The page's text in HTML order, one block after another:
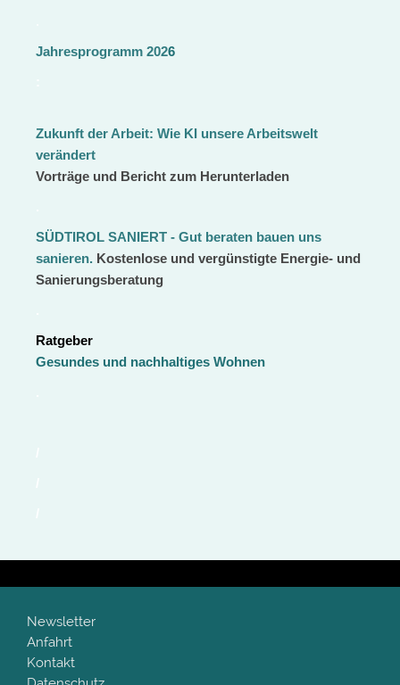
Jahresprogramm 2026
Zukunft der Arbeit: Wie KI unsere Arbeitswelt
verändert
Vorträge und Bericht zum Herunterladen
SÜDTIROL SANIERT - Gut beraten bauen uns
sanieren. Kostenlose und vergünstigte Energie- und
Sanierungsberatung
Ratgeber
Gesundes und nachhaltiges Wohnen
Newsletter
Anfahrt
Kontakt